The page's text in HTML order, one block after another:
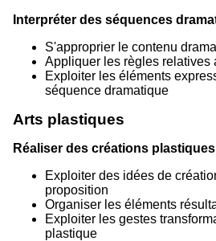
Interpréter des séquences
S'approprier le contenu
Appliquer les règles relatives
Exploiter les éléments
séquence dramatique
Arts plastiques
Réaliser des créations plastiques
Exploiter des idées de
proposition
Organiser les éléments
Exploiter les gestes
plastique